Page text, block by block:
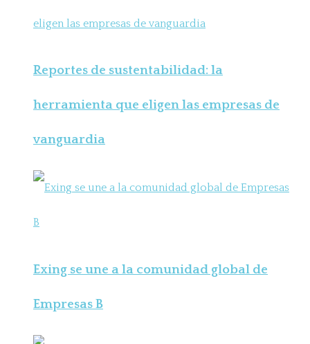
Reportes de sustentabilidad: la
herramienta que eligen las empresas de
vanguardia
Exing se une a la comunidad global de
Empresas B